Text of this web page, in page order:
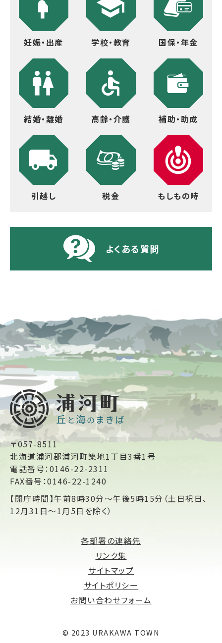
妊娠・出産 学校・教育 国保・年金
結婚・離婚 高齢・介護 補助・助成
引越し 税金 もしもの時
よくある質問
〒057-8511
北海道浦河郡浦河町築地1丁目3番1号
電話番号：0146-22-2311
FAX番号：0146-22-1240
【開庁時間】午前8時30分～午後5時15分（土日祝日、
12月31日～1月5日を除く）
各部署の連絡先
リンク集
サイトマップ
サイトポリシー
お問い合わせフォーム
© 2023 URAKAWA TOWN